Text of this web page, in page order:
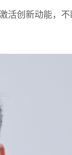
活创新动能，